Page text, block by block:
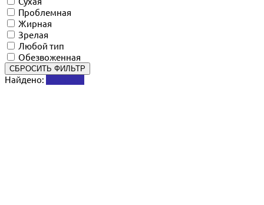
Проблемная
Жирная
Зрелая
Любой тип
Обезвоженная
СБРОСИТЬ ФИЛЬТР
Найдено: